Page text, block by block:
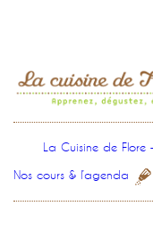
La Cuisine de Flore
Nos cours & l’agenda